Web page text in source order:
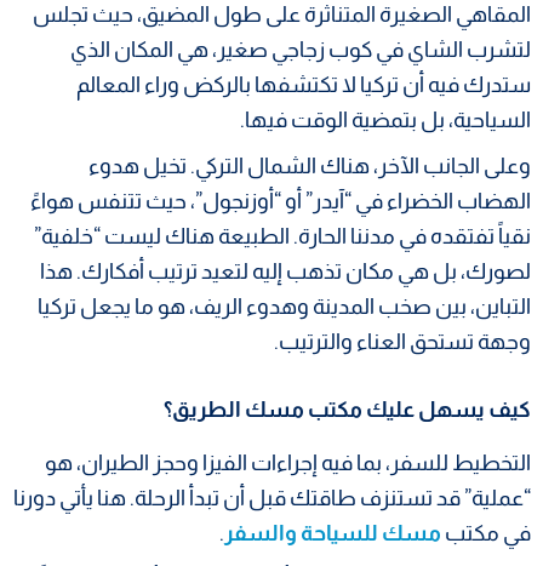
المقاهي الصغيرة المتناثرة على طول المضيق، حيث تجلس
لتشرب الشاي في كوب زجاجي صغير، هي المكان الذي
ستدرك فيه أن تركيا لا تكتشفها بالركض وراء المعالم
السياحية، بل بتمضية الوقت فيها.
وعلى الجانب الآخر، هناك الشمال التركي. تخيل هدوء
الهضاب الخضراء في “آيدر” أو “أوزنجول”، حيث تتنفس هواءً
نقياً تفتقده في مدننا الحارة. الطبيعة هناك ليست “خلفية”
لصورك، بل هي مكان تذهب إليه لتعيد ترتيب أفكارك. هذا
التباين، بين صخب المدينة وهدوء الريف، هو ما يجعل تركيا
وجهة تستحق العناء والترتيب.
كيف يسهل عليك مكتب مسك الطريق؟
التخطيط للسفر، بما فيه إجراءات الفيزا وحجز الطيران، هو
“عملية” قد تستنزف طاقتك قبل أن تبدأ الرحلة. هنا يأتي دورنا
في مكتب مسك للسياحة والسفر .